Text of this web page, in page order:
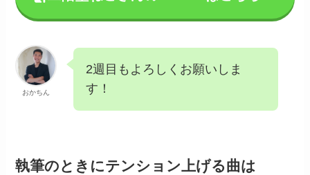
おかちん
2週目もよろしくお願いしま
す！
執筆のときにテンション上げる曲は